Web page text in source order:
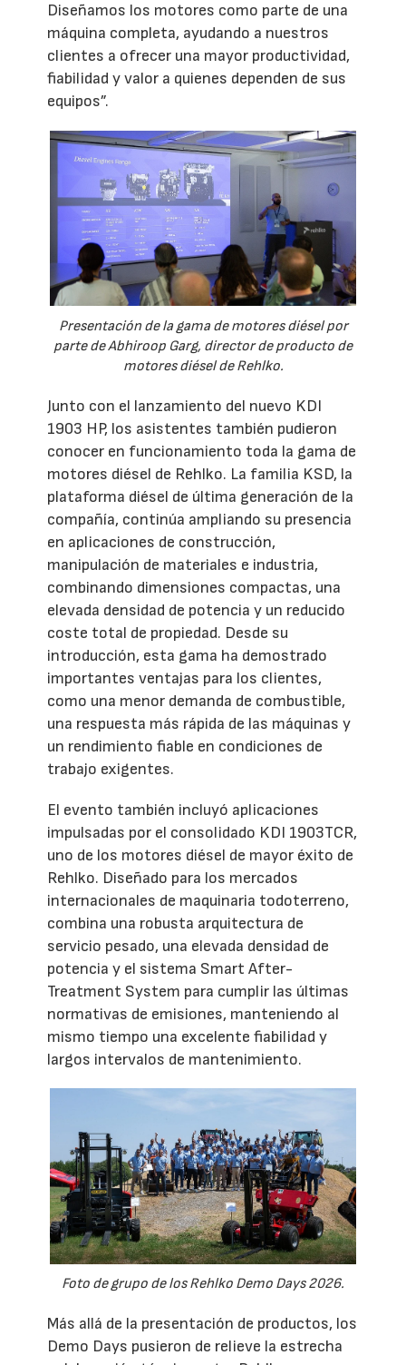
Diseñamos los motores como parte de una
máquina completa, ayudando a nuestros
clientes a ofrecer una mayor productividad,
fiabilidad y valor a quienes dependen de sus
equipos”.
Presentación de la gama de motores diésel por
parte de Abhiroop Garg, director de producto de
motores diésel de Rehlko.
Junto con el lanzamiento del nuevo KDI
1903 HP, los asistentes también pudieron
conocer en funcionamiento toda la gama de
motores diésel de Rehlko. La familia KSD, la
plataforma diésel de última generación de la
compañía, continúa ampliando su presencia
en aplicaciones de construcción,
manipulación de materiales e industria,
combinando dimensiones compactas, una
elevada densidad de potencia y un reducido
coste total de propiedad. Desde su
introducción, esta gama ha demostrado
importantes ventajas para los clientes,
como una menor demanda de combustible,
una respuesta más rápida de las máquinas y
un rendimiento fiable en condiciones de
trabajo exigentes.
El evento también incluyó aplicaciones
impulsadas por el consolidado KDI 1903TCR,
uno de los motores diésel de mayor éxito de
Rehlko. Diseñado para los mercados
internacionales de maquinaria todoterreno,
combina una robusta arquitectura de
servicio pesado, una elevada densidad de
potencia y el sistema Smart After-
Treatment System para cumplir las últimas
normativas de emisiones, manteniendo al
mismo tiempo una excelente fiabilidad y
largos intervalos de mantenimiento.
Foto de grupo de los Rehlko Demo Days 2026.
Más allá de la presentación de productos, los
Demo Days pusieron de relieve la estrecha